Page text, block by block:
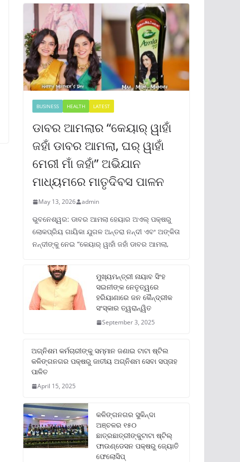
BUSINESS HEALTH LATEST
ଡାବର ଆମଲାର “କେୟାର୍ ୱାହାଁ
ଜହାଁ ଡାବର ଆମଲା, ଘର୍ ୱାହାଁ
ମେରୀ ମାଁ ଜହାଁ” ଅଭିଯାନ
ମାଧ୍ୟମରେ ମାତୃଦିବସ ପାଳନ
May 13, 2026 admin
ଭୁବନେଶ୍ୱର: ଡାବର ଆମଲା ହେୟାର ଅଏଲ୍ ପକ୍ଷରୁ
ଲୋକପ୍ରିୟ ଗାୟିକା ଯୁଗଳ ଅନ୍ତରା ନନ୍ଦୀ ଏବଂ ଅଙ୍କିତା
ନନ୍ଦୀଙ୍କୁ ନେଇ “କେୟାର୍ ୱାହାଁ ଜହାଁ ଡାବର ଆମଲା,
ମୁଖ୍ୟମନ୍ତ୍ରୀ ନାୟାବ ସିଂହ
ସଇନୀଙ୍କ ନେତୃତ୍ୱରେ
ହରିୟାଣାରେ ଜନ କୈନ୍ଦ୍ରୀକ
ସଂସ୍କାର ତ୍ୱରାନ୍ୱିତ
September 3, 2025
ଅଗ୍ନିଶମ କର୍ମଚାରୀଙ୍କୁ ସମ୍ମାନ ଜଣାଇ ଟାଟା ଷ୍ଟିଲ
କଳିଙ୍ଗନଗର ପକ୍ଷରୁ ଜାତୀୟ ଅଗ୍ନିଶମ ସେବା ସପ୍ତାହ
ପାଳିତ
April 15, 2025
କଳିଙ୍ଗନଗର ସୁକିନ୍ଦା
ଅଞ୍ଚଳର ୧୫୦
ଛାତ୍ରଛାତ୍ରୀଙ୍କୁଟାଟା ଷ୍ଟିଲ୍
ଫାଉଣ୍ଡେସନ ପକ୍ଷରୁ ଜ୍ୟୋତି
ଫେଲୋସିପ୍‌